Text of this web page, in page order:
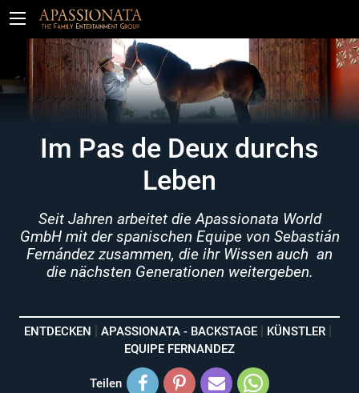
Im Pas de Deux durchs
Leben
Seit Jahren arbeitet die Apassionata World
GmbH mit der spanischen Equipe von Sebastián
Fernández zusammen, die ihr Wissen auch an
die nächsten Generationen weitergeben.
ENTDECKEN APASSIONATA - BACKSTAGE
KÜNSTLER
EQUIPE FERNANDEZ
Teilen